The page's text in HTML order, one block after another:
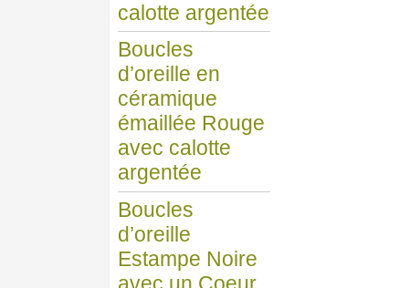
calotte argentée
Boucles
d’oreille en
céramique
émaillée Rouge
avec calotte
argentée
Boucles
d’oreille
Estampe Noire